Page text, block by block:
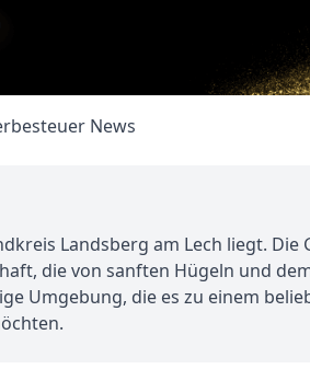
Landsberg am Lech liegt. Die
die von sanften Hügeln und
Umgebung, die es zu einem